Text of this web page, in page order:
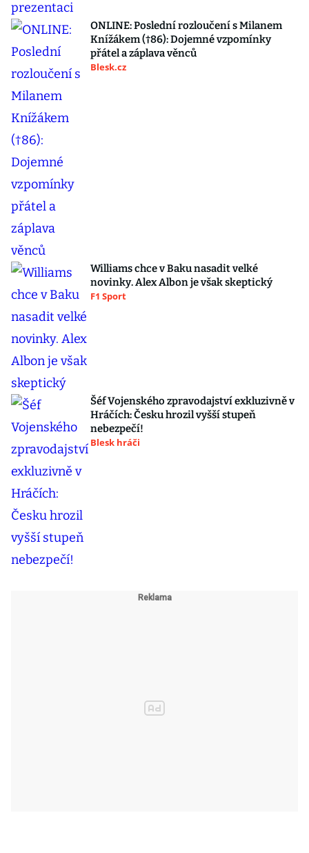
ONLINE: Poslední rozloučení s Milanem
Knížákem (†86): Dojemné vzpomínky
přátel a záplava věnců
Blesk.cz
Williams chce v Baku nasadit velké
novinky. Alex Albon je však skeptický
F1 Sport
Šéf Vojenského zpravodajství exkluzivně v
Hráčích: Česku hrozil vyšší stupeň
nebezpečí!
Blesk hráči